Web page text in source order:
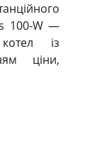
100-W —
із
ціни,